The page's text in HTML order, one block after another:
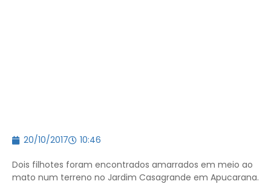
20/10/2017 10:46
Dois filhotes foram encontrados amarrados em meio ao
mato num terreno no Jardim Casagrande em Apucarana.